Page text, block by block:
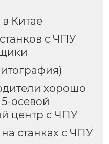
Китае
с ЧПУ
хорошо
осевой
центр с ЧПУ
станках с ЧПУ